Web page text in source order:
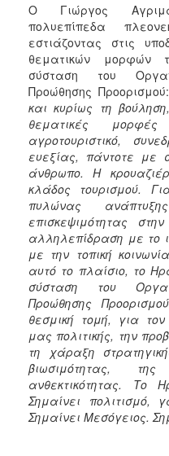
Ο Γιώργος
πολυεπίπεδα
εστιάζοντας στις
θεματικών μορφών
σύσταση του
Προώθησης Προορισμού:
και κυρίως τη
θεματικές μορφές
αγροτουριστικό,
ευεξίας, πάντοτε με
άνθρωπο. Η
κλάδος τουρισμού.
πυλώνας
επισκεψιμότητας
αλληλεπίδραση με το
με την τοπική
αυτό το πλαίσιο, το
σύσταση του
Προώθησης
θεσμική τομή, για τον
μας πολιτικής, την
τη χάραξη
βιωσιμότητας,
ανθεκτικότητας. Το
Σημαίνει πολιτισμό,
Σημαίνει Μεσόγειος.